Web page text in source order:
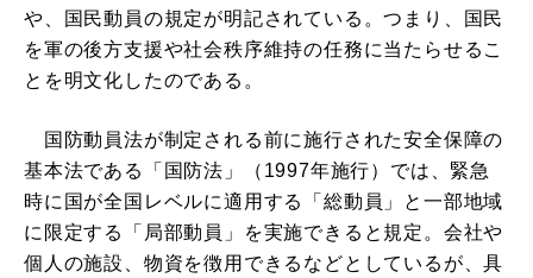
や、国民動員の規定が明記されている。つまり、国民
を軍の後方支援や社会秩序維持の任務に当たらせるこ
とを明文化したのである。
国防動員法が制定される前に施行された安全保障の
基本法である「国防法」（1997年施行）では、緊急
時に国が全国レベルに適用する「総動員」と一部地域
に限定する「局部動員」を実施できると規定。会社や
個人の施設、物資を徴用できるなどとしているが、具